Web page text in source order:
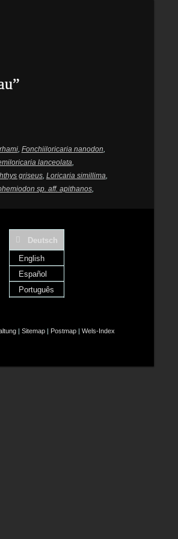
, Fonchiiloricaria nanodon,
lanceolata,
griseus, Loricaria simillima,
sp. aff. apithanos,
Deutsch
English
Español
Português
| Sitemap| Postmap| Wels-Index